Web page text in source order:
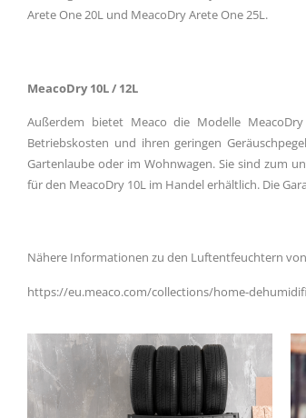
Arete One 20L und MeacoDry Arete One 25L.
MeacoDry 10L / 12L
Außerdem bietet Meaco die Modelle
Betriebskosten und ihren geringen
Gartenlaube oder im Wohnwagen. Sie sind zum
für den MeacoDry 10L im Handel erhältlich. Die
Nähere Informationen zu den Luftentfeuchtern von
https://eu.meaco.com/collections/home-